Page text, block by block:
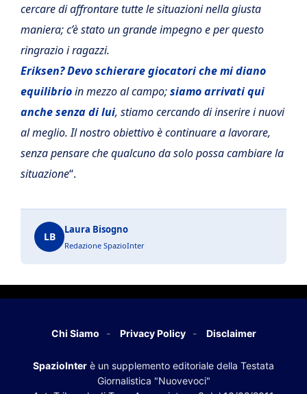
cercare di affrontare tutte le situazioni nella giusta
maniera; c’è stato un grande impegno e per questo
ringrazio i ragazzi.
Eriksen? Devo schierare giocatori che mi diano
equilibrioin mezzo al campo;siamo arrivati qui
anche senza di lui, stiamo cercando di inserire i nuovi
al meglio. Il nostro obiettivo è continuare a lavorare,
senza pensare che qualcuno da solo possa cambiare la
situazione“.
LB
Laura Bisogno
Redazione SpazioInter
Chi Siamo Privacy Policy Disclaimer
SpazioInter è un supplemento editoriale della Testata
Giornalistica "Nuovevoci"